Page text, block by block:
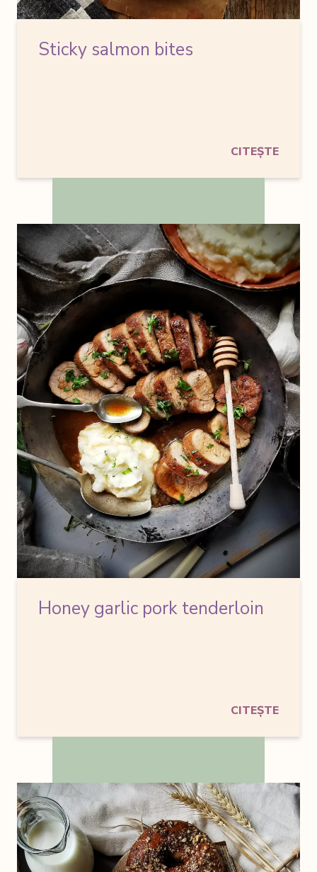
Sticky salmon bites
CITEȘTE
Honey garlic pork tenderloin
CITEȘTE